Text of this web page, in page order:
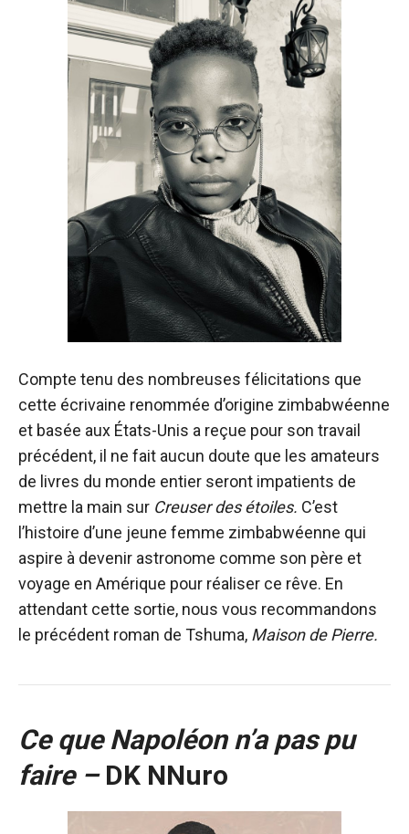
Compte tenu des nombreuses félicitations que
cette écrivaine renommée d’origine zimbabwéenne
et basée aux États-Unis a reçue pour son travail
précédent, il ne fait aucun doute que les amateurs
de livres du monde entier seront impatients de
mettre la main sur Creuser des étoiles. C’est
l’histoire d’une jeune femme zimbabwéenne qui
aspire à devenir astronome comme son père et
voyage en Amérique pour réaliser ce rêve. En
attendant cette sortie, nous vous recommandons
le précédent roman de Tshuma, Maison de Pierre.
Ce que Napoléon n’a pas pu
faire –DK NNuro